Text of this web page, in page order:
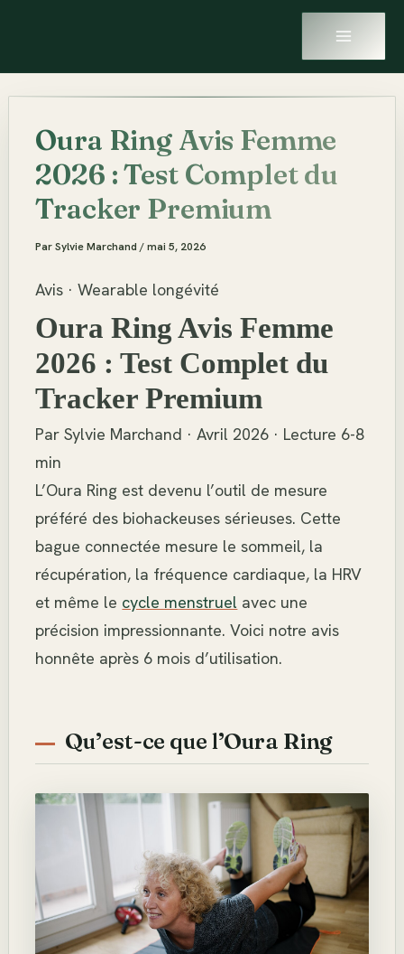
MAIN
MENU
Oura Ring Avis Femme
2026 : Test Complet du
Tracker Premium
ParSylvie Marchand/mai 5, 2026
Avis · Wearable longévité
Oura Ring Avis Femme
2026 : Test Complet du
Tracker Premium
Par Sylvie Marchand · Avril 2026 · Lecture 6-8
min
L’Oura Ring est devenu l’outil de mesure
préféré des biohackeuses sérieuses. Cette
bague connectée mesure le sommeil, la
récupération, la fréquence cardiaque, la HRV
et même le cycle menstruel avec une
précision impressionnante. Voici notre avis
honnête après 6 mois d’utilisation.
Qu’est-ce que l’Oura Ring